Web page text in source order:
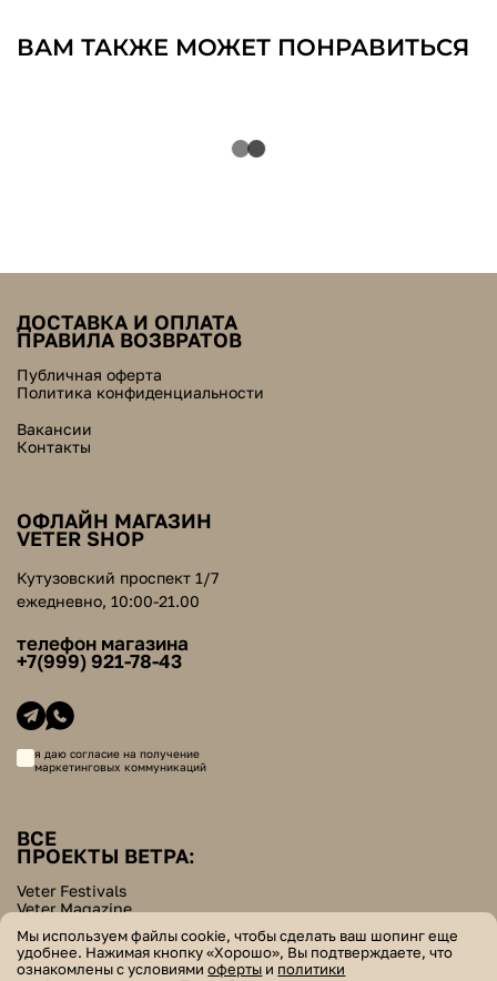
ВАМ ТАКЖЕ МОЖЕТ ПОНРАВИТЬСЯ
ДОСТАВКА И ОПЛАТА
ПРАВИЛА ВОЗВРАТОВ
Публичная оферта
Политика конфиденциальности
Вакансии
Контакты
ОФЛАЙН МАГАЗИН
VETER SHOP
Кутузовский проспект 1/7
ежедневно, 10:00-21.00
телефон магазина
+7(999) 921-78-43
я даю согласие на получение
маркетинговых коммуникаций
ВСЕ
ПРОЕКТЫ ВЕТРА:
Veter Festivals
Veter Magazine
Helpers Bazar
Мы используем файлы cookie, чтобы сделать ваш шопинг еще
удобнее. Нажимая кнопку «Хорошо», Вы подтверждаете, что
ознакомлены с условиямиоферты и политики